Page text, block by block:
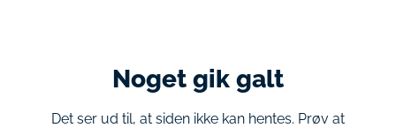
Noget gik galt
Det ser ud til, at siden ikke kan hentes. Prøv at